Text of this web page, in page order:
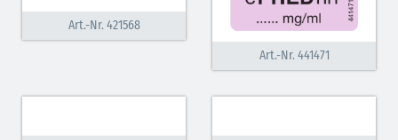
Art.-Nr. 421568
Art.-Nr. 441471